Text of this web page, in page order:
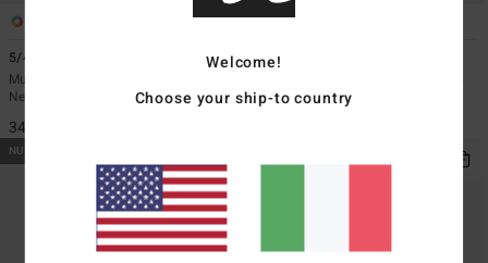
5/4mm Absolute Ultra
Muta con cappuccio e zip sul petto
Nero Uomo
349,95 €
1
5/4mm Furnace REVO
369,95 €
NUOVO PRODOTTO
Welcome!
Choose your ship-to country